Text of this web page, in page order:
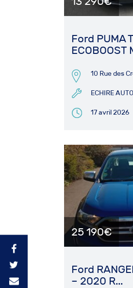
Ford PUMA
ECOBOOST
10 Rue des
ECHIRE AUTO
17 avril 2026
25 190€
Ford
– 2020 R...